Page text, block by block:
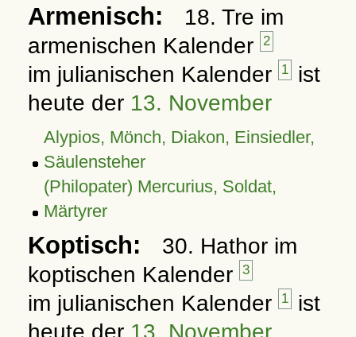
Armenisch:
18. Tre im
armenischen Kalender
2
im julianischen Kalender 1 ist
heute der 13. November
Alypios, Mönch, Diakon, Einsiedler,
Säulensteher
(Philopater) Mercurius, Soldat,
Märtyrer
Koptisch:
30. Hathor im
koptischen Kalender
3
im julianischen Kalender 1 ist
heute der 13. November